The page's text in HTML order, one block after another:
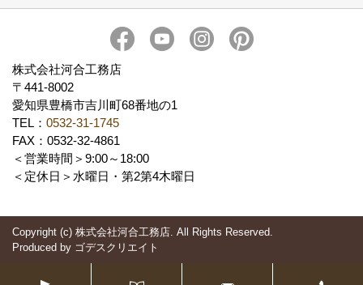
社長 河合智之の想い
求人情報 Recruit
株式会社河合工務店
〒441-8002
愛知県豊橋市吉川町68番地の1
TEL： 0532-31-1745
FAX：0532-32-4861
＜営業時間＞9:00～18:00
＜定休日＞水曜日・第2第4木曜日
Copyright (c) 株式会社河合工務店. All Rights Reserved.
Produced by ゴデスクリエイト